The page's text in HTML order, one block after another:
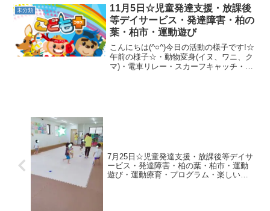
凹さつまいも→ジグザグくま→にほんカ
エルジャンプ→ポイン...
未分類
11月5日☆児童発達支援・放課後
等デイサービス・発達障害・柏の
葉・柏市・運動遊び
こんにちは(^○^)今日の活動の様子です!☆
午前の様子☆・動物変身(イヌ、ワニ、ク
マ)・電車リレー・スカーフキャッチ・ク
7月25日☆児童発達支援・放課後等デイサ
ービス・発達障害・柏の葉・柏市・運動
遊び・運動療育・プログラム・楽しい療